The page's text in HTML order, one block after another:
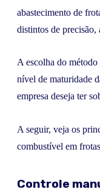
abastecimento de
distintos de precisão,
A escolha do
nível de maturidade
empresa deseja ter
A seguir, veja os
combustível em
Controle